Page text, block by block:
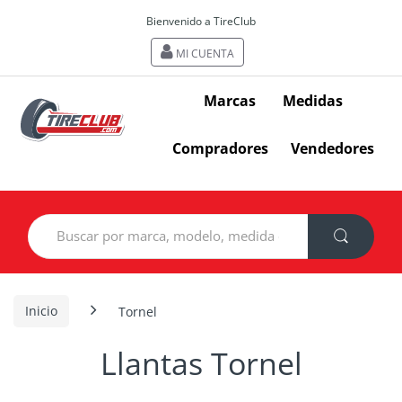
Bienvenido a TireClub
MI CUENTA
Marcas Medidas
Compradores Vendedores
Search
for:
Inicio Tornel
Llantas Tornel